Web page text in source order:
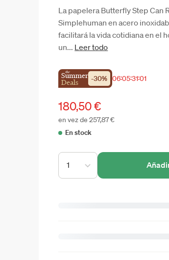
La papelera Butterfly Step Can
Simplehuman en acero
facilitará la vida cotidiana en el
un... Leer todo
the
Summer
Deals -30% 06:05:31:01
180,50 €
en vez de 257,87 €
En stock
1